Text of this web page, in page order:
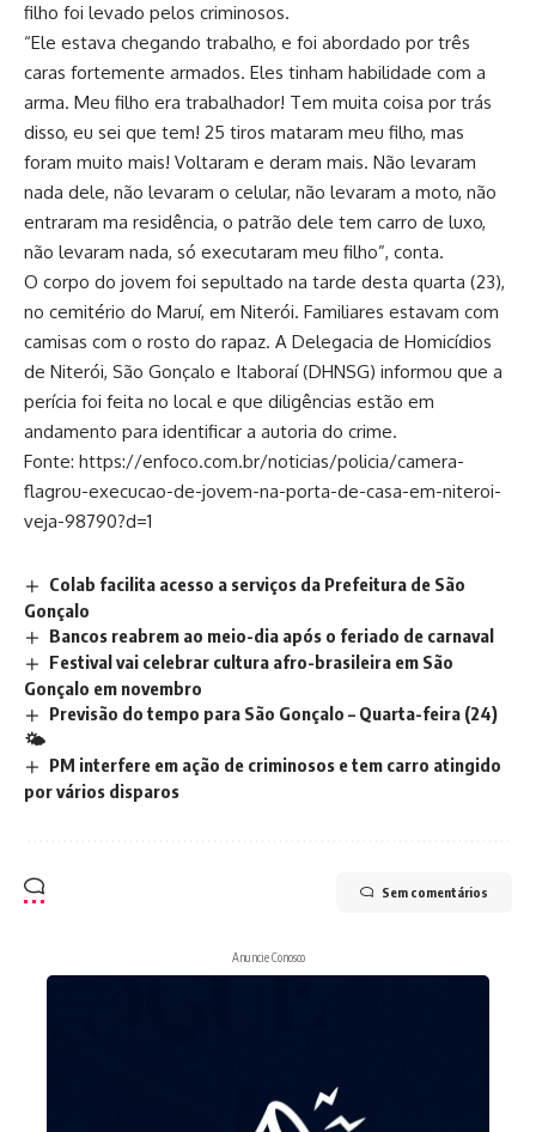
filho foi levado pelos criminosos.
“Ele estava chegando trabalho, e foi abordado por três
caras fortemente armados. Eles tinham habilidade com a
arma. Meu filho era trabalhador! Tem muita coisa por trás
disso, eu sei que tem! 25 tiros mataram meu filho, mas
foram muito mais! Voltaram e deram mais. Não levaram
nada dele, não levaram o celular, não levaram a moto, não
entraram ma residência, o patrão dele tem carro de luxo,
não levaram nada, só executaram meu filho”, conta.
O corpo do jovem foi sepultado na tarde desta quarta (23),
no cemitério do Maruí, em Niterói. Familiares estavam com
camisas com o rosto do rapaz. A Delegacia de Homicídios
de Niterói, São Gonçalo e Itaboraí (DHNSG) informou que a
perícia foi feita no local e que diligências estão em
andamento para identificar a autoria do crime.
Fonte: https://enfoco.com.br/noticias/policia/camera-
flagrou-execucao-de-jovem-na-porta-de-casa-em-niteroi-
veja-98790?d=1
Colab facilita acesso a serviços da Prefeitura de São
Gonçalo
Bancos reabrem ao meio-dia após o feriado de carnaval
Festival vai celebrar cultura afro-brasileira em São
Gonçalo em novembro
Previsão do tempo para São Gonçalo – Quarta-feira (24)
🌤️
PM interfere em ação de criminosos e tem carro atingido
por vários disparos
Sem comentários
Anuncie Conosco